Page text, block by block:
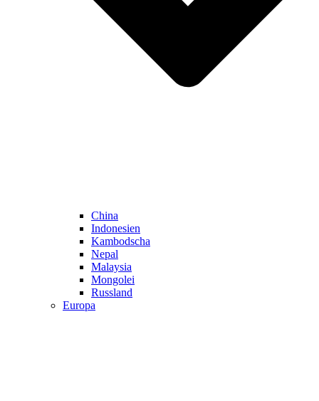
China
Indonesien
Kambodscha
Nepal
Malaysia
Mongolei
Russland
Europa